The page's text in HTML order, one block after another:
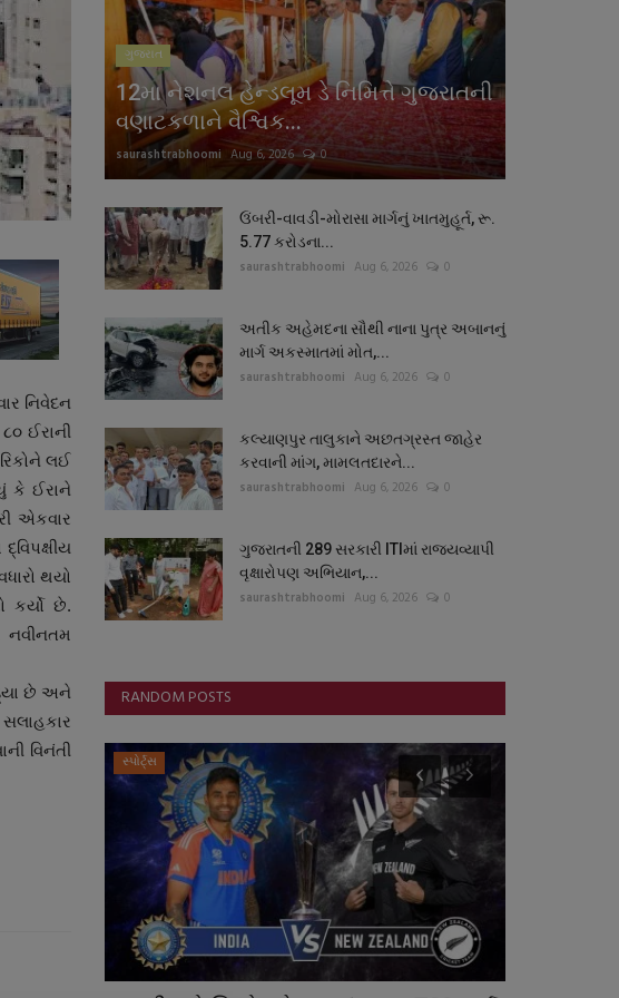
નિવેદન
ઈરાની
લઈ
કે ઈરાને
એકવાર
થયો
કર્યો છે.
છે અને
વિનંતી
ગુજરાત
12મા નેશનલ હેન્ડલૂમ ડે નિમિત્તે ગુજરાતની
વણાટકળાને વૈશ્વિક...
saurashtrabhoomi Aug 6, 2026 0
ઉંબરી-વાવડી-મોરાસા માર્ગનું ખાતમુહૂર્ત, રૂ.
5.77 કરોડના...
saurashtrabhoomi Aug 6, 2026 0
અતીક અહેમદના સૌથી નાના પુત્ર અબાનનું
માર્ગ અકસ્માતમાં મોત,...
saurashtrabhoomi Aug 6, 2026 0
કલ્યાણપુર તાલુકાને અછતગ્રસ્ત જાહેર
કરવાની માંગ, મામલતદારને...
saurashtrabhoomi Aug 6, 2026 0
ગુજરાતની 289 સરકારી ITIમાં રાજ્યવ્યાપી
વૃક્ષારોપણ અભિયાન,...
saurashtrabhoomi Aug 6, 2026 0
RANDOM POSTS
સ્પોર્ટ્સ